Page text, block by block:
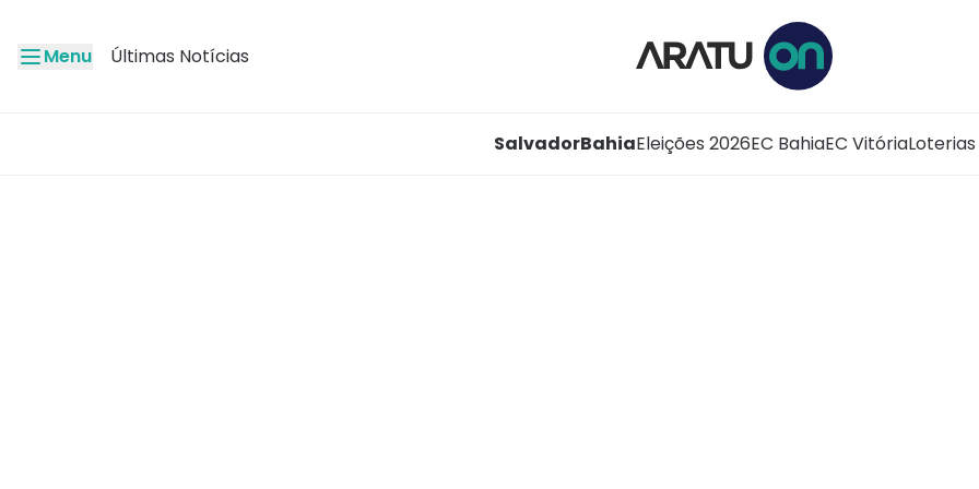
Menu Últimas Notícias
SalvadorBahiaEleições 2026EC BahiaEC VitóriaLoterias